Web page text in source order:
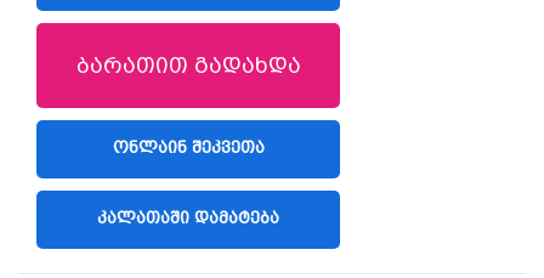
ბარათით გადახდა
(LIBERTY)
ᲝᲜᲚᲐᲘᲜ ᲨᲔᲙᲕᲔᲗᲐ
ᲙᲐᲚᲐᲗᲐᲨᲘ ᲓᲐᲛᲐᲢᲔᲑᲐ